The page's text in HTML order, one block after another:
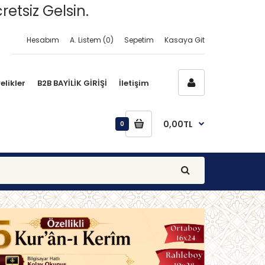
Gelsin.
Hesabım A. Listem (0) Sepetim Kasaya Git
B2B BAYİLİK GİRİŞİ İletişim
0 0,00TL